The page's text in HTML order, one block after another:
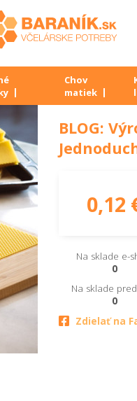
Chov
matiek
BLOG:
0,12
Na sklade e-
0
Na sklade
0
Zdielať na